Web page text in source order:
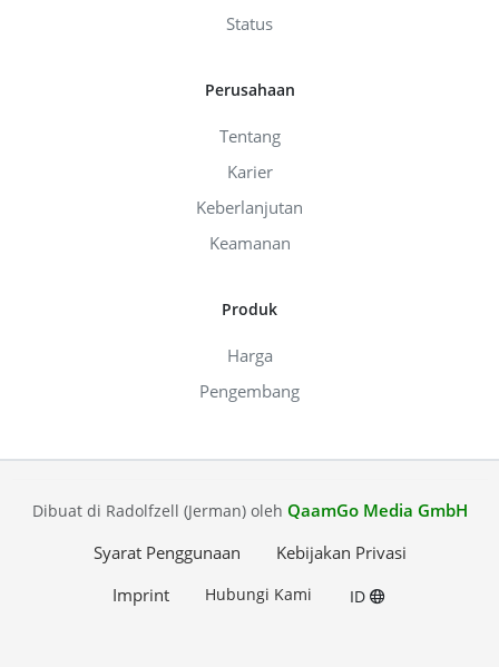
Status
Perusahaan
Tentang
Karier
Keberlanjutan
Keamanan
Produk
Harga
Pengembang
Dibuat di Radolfzell (Jerman) oleh QaamGo Media GmbH
Syarat Penggunaan
Kebijakan Privasi
Imprint
Hubungi Kami ID